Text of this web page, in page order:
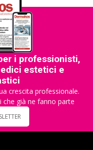
i professionisti,
estetici e
crescita professionale.
che già ne fanno parte